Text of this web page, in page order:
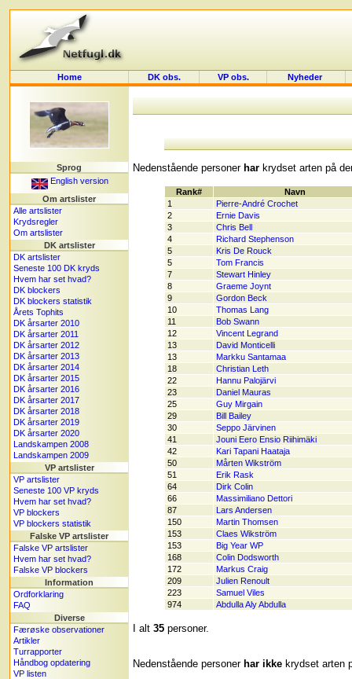
Home DK obs. VP obs. Nyheder
Sprog
English version
Om artslister
Alle artslister
Krydsregler
Om artslister
DK artslister
DK artslister
Seneste 100 DK kryds
Hvem har set hvad?
DK blockers
DK blockers statistik
Årets Tophits
DK årsarter 2010
DK årsarter 2011
DK årsarter 2012
DK årsarter 2013
DK årsarter 2014
DK årsarter 2015
DK årsarter 2016
DK årsarter 2017
DK årsarter 2018
DK årsarter 2019
DK årsarter 2020
Landskampen 2008
Landskampen 2009
VP artslister
VP artslister
Seneste 100 VP kryds
Hvem har set hvad?
VP blockers
VP blockers statistik
Falske VP artslister
Falske VP artslister
Hvem har set hvad?
Falske VP blockers
Information
Ordforklaring
FAQ
Diverse
Færøske observationer
Artikler
Turrapporter
Håndbog opdatering
VP listen
Nedenstående personer har krydset arten på
Rank#
Navn
1
Pierre-André Crochet
2
Ernie Davis
3
Chris Bell
4
Richard Stephenson
5
Kris De Rouck
5
Tom Francis
7
Stewart Hinley
8
Graeme Joynt
9
Gordon Beck
10
Thomas Lang
11
Bob Swann
12
Vincent Legrand
13
David Monticelli
13
Markku Santamaa
18
Christian Leth
22
Hannu Palojärvi
23
Daniel Mauras
25
Guy Mirgain
29
Bill Bailey
30
Seppo Järvinen
41
Jouni Eero Ensio Riihimäki
42
Kari Tapani Haataja
50
Mårten Wikström
51
Erik Rask
64
Dirk Colin
66
Massimiliano Dettori
87
Lars Andersen
150
Martin Thomsen
153
Claes Wikström
153
Big Year WP
168
Colin Dodsworth
172
Markus Craig
209
Julien Renoult
223
Samuel Viles
974
Abdulla Aly Abdulla
I alt 35 personer.
Nedenstående personer har ikke krydset arten